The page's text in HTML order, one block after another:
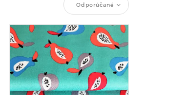
Odporúčané